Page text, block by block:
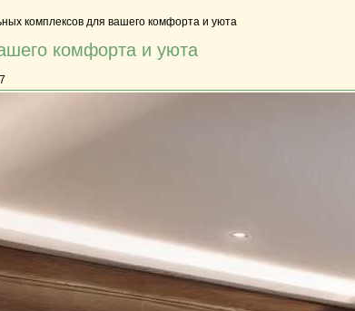
комплексов для вашего комфорта и уюта
комфорта и уюта